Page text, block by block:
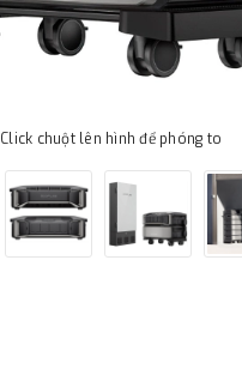
Click chuột lên hình để phóng to